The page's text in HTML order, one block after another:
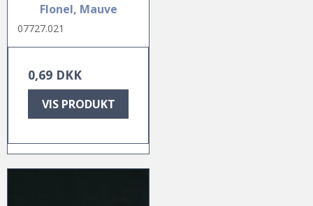
Flonel, Mauve
07727.021
0,69 DKK
VIS PRODUKT